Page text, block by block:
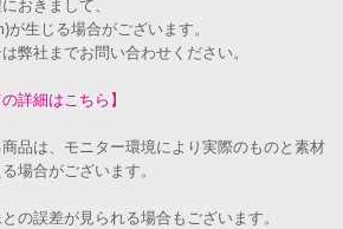
おきまして、
生じる場合がございます。
弊社までお問い合わせください。
詳細はこちら】
品は、モニター環境により実際のものと素材
場合がございます。
の誤差が見られる場合もございます。